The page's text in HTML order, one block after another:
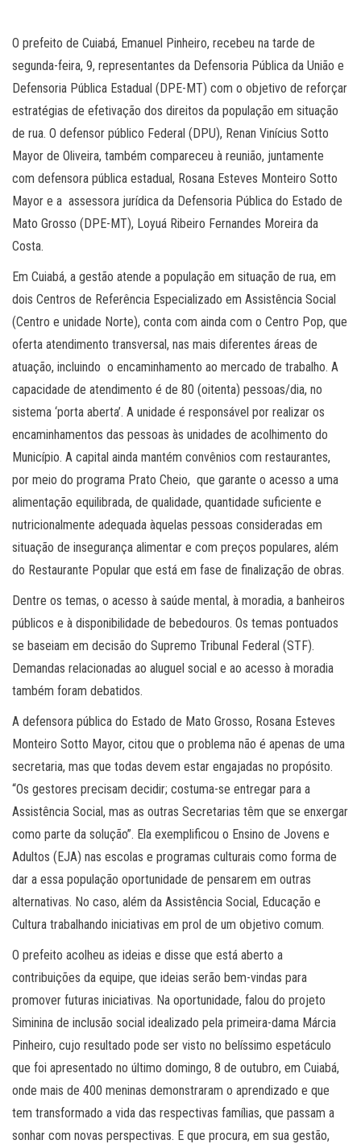
O prefeito de Cuiabá, Emanuel Pinheiro, recebeu na tarde de
segunda-feira, 9, representantes da Defensoria Pública da União e
Defensoria Pública Estadual (DPE-MT) com o objetivo de reforçar
estratégias de efetivação dos direitos da população em situação
de rua. O defensor público Federal (DPU), Renan Vinícius Sotto
Mayor de Oliveira, também compareceu à reunião, juntamente
com defensora pública estadual, Rosana Esteves Monteiro Sotto
Mayor e a assessora jurídica da Defensoria Pública do Estado de
Mato Grosso (DPE-MT), Loyuá Ribeiro Fernandes Moreira da
Costa.
Em Cuiabá, a gestão atende a população em situação de rua, em
dois Centros de Referência Especializado em Assistência Social
(Centro e unidade Norte), conta com ainda com o Centro Pop, que
oferta atendimento transversal, nas mais diferentes áreas de
atuação, incluindo o encaminhamento ao mercado de trabalho. A
capacidade de atendimento é de 80 (oitenta) pessoas/dia, no
sistema ‘porta aberta’. A unidade é responsável por realizar os
encaminhamentos das pessoas às unidades de acolhimento do
Município. A capital ainda mantém convênios com restaurantes,
por meio do programa Prato Cheio, que garante o acesso a uma
alimentação equilibrada, de qualidade, quantidade suficiente e
nutricionalmente adequada àquelas pessoas consideradas em
situação de insegurança alimentar e com preços populares, além
do Restaurante Popular que está em fase de finalização de obras.
Dentre os temas, o acesso à saúde mental, à moradia, a banheiros
públicos e à disponibilidade de bebedouros. Os temas pontuados
se baseiam em decisão do Supremo Tribunal Federal (STF).
Demandas relacionadas ao aluguel social e ao acesso à moradia
também foram debatidos.
A defensora pública do Estado de Mato Grosso, Rosana Esteves
Monteiro Sotto Mayor, citou que o problema não é apenas de uma
secretaria, mas que todas devem estar engajadas no propósito.
“Os gestores precisam decidir; costuma-se entregar para a
Assistência Social, mas as outras Secretarias têm que se enxergar
como parte da solução”. Ela exemplificou o Ensino de Jovens e
Adultos (EJA) nas escolas e programas culturais como forma de
dar a essa população oportunidade de pensarem em outras
alternativas. No caso, além da Assistência Social, Educação e
Cultura trabalhando iniciativas em prol de um objetivo comum.
O prefeito acolheu as ideias e disse que está aberto a
contribuições da equipe, que ideias serão bem-vindas para
promover futuras iniciativas. Na oportunidade, falou do projeto
Siminina de inclusão social idealizado pela primeira-dama Márcia
Pinheiro, cujo resultado pode ser visto no belíssimo espetáculo
que foi apresentado no último domingo, 8 de outubro, em Cuiabá,
onde mais de 400 meninas demonstraram o aprendizado e que
tem transformado a vida das respectivas famílias, que passam a
sonhar com novas perspectivas. E que procura, em sua gestão,